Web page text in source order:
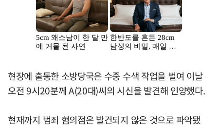
현장에 출동한 소방당국은 수중 수색 작업을 벌여 이날
오전 9시20분께 A(20대)씨의 시신을 발견해 인양했다.
현재까지 범죄 혐의점은 발견되지 않은 것으로 파악됐